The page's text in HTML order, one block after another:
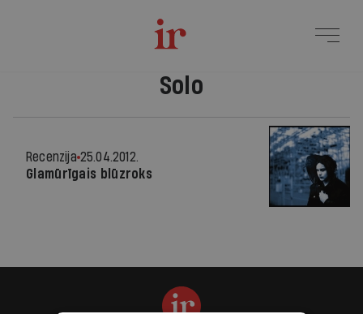
Solo
Recenzija 25.04.2012.
Glamūrīgais blūzroks